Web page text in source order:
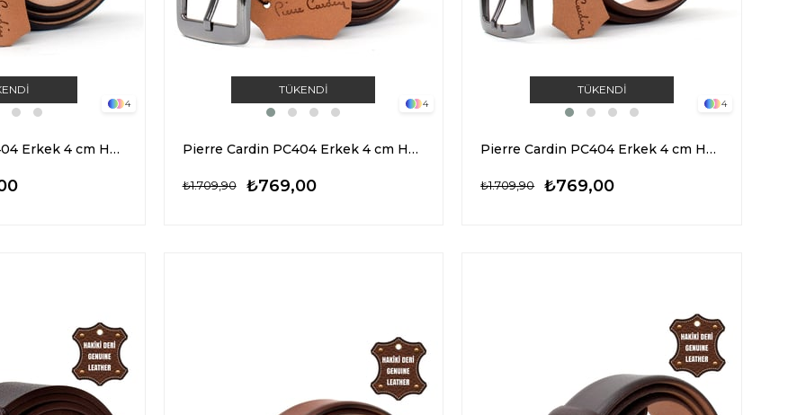
4
Pierre Cardin PC404 Erkek 4 cm Hakiki Deri Kemer Lacivert
TÜKENDI
4
Pierre Cardin PC404 Erkek 4 cm Hakiki Deri Kemer Kahverengi
₺769,00
₺1.709,90
TÜKENDI
4
Pierre Cardin PC404 Erkek 4 cm Hakiki Deri Kemer Camel
₺769,00
₺1.709,90